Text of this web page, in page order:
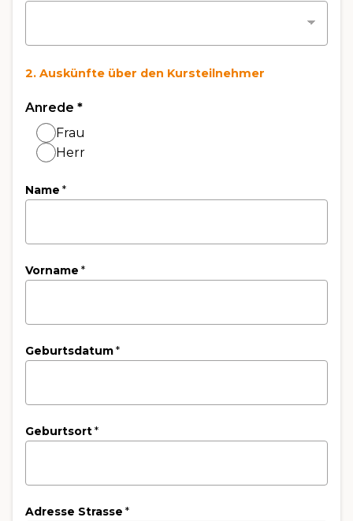
2. Auskünfte über den Kursteilnehmer
Anrede *
Frau
Herr
Name *
Vorname *
Geburtsdatum*
Geburtsort*
Adresse Strasse *